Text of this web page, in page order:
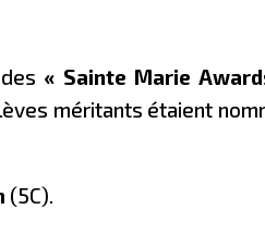
« Sainte Marie
méritants étaient
(5C).